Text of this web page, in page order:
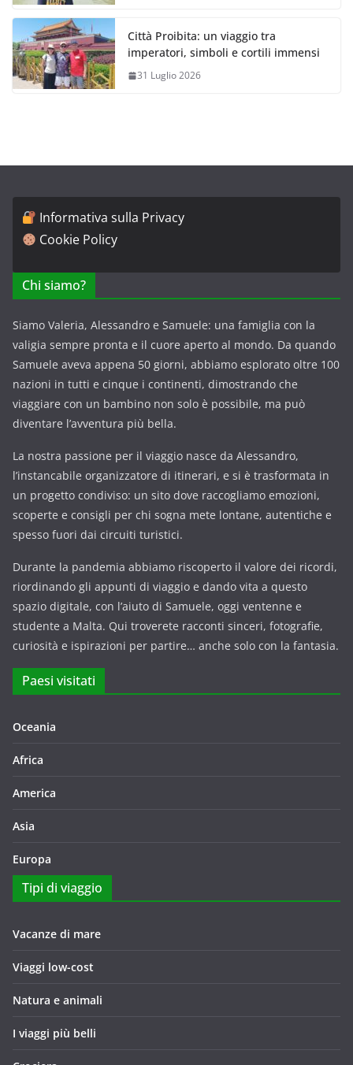
Città Proibita: un viaggio tra
imperatori, simboli e cortili immensi
31 Luglio 2026
Informativa sulla Privacy
Cookie Policy
Chi siamo?
Siamo Valeria, Alessandro e Samuele: una famiglia con la
valigia sempre pronta e il cuore aperto al mondo. Da quando
Samuele aveva appena 50 giorni, abbiamo esplorato oltre 100
nazioni in tutti e cinque i continenti, dimostrando che
viaggiare con un bambino non solo è possibile, ma può
diventare l’avventura più bella.
La nostra passione per il viaggio nasce da Alessandro,
l’instancabile organizzatore di itinerari, e si è trasformata in
un progetto condiviso: un sito dove raccogliamo emozioni,
scoperte e consigli per chi sogna mete lontane, autentiche e
spesso fuori dai circuiti turistici.
Durante la pandemia abbiamo riscoperto il valore dei ricordi,
riordinando gli appunti di viaggio e dando vita a questo
spazio digitale, con l’aiuto di Samuele, oggi ventenne e
studente a Malta. Qui troverete racconti sinceri, fotografie,
curiosità e ispirazioni per partire… anche solo con la fantasia.
Paesi visitati
Oceania
Africa
America
Asia
Europa
Tipi di viaggio
Vacanze di mare
Viaggi low-cost
Natura e animali
I viaggi più belli